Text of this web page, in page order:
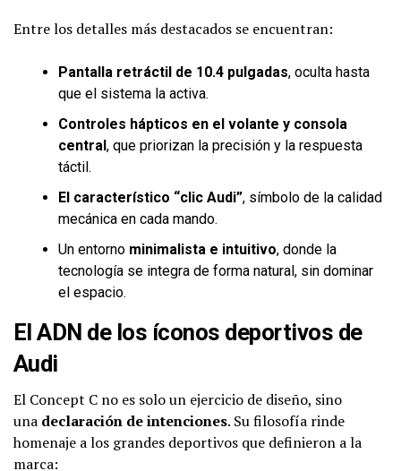
Entre los detalles más destacados se encuentran:
Pantalla retráctil de 10.4 pulgadas, oculta hasta
que el sistema la activa.
Controles hápticos en el volante y consola
central, que priorizan la precisión y la respuesta
táctil.
El característico “clic Audi”, símbolo de la calidad
mecánica en cada mando.
Un entorno minimalista e intuitivo, donde la
tecnología se integra de forma natural, sin dominar
el espacio.
El ADN de los íconos deportivos de
Audi
El Concept C no es solo un ejercicio de diseño, sino
una declaración de intenciones. Su filosofía rinde
homenaje a los grandes deportivos que definieron a la
marca: